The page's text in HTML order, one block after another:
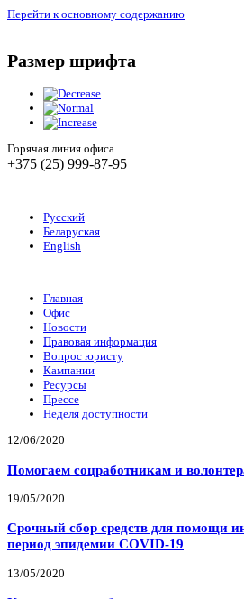
Перейти к основному содержанию
Размер шрифта
Горячая линия офиса
+375 (25) 999-87-95
Русский
Беларуская
English
Главная
Офис
Новости
Правовая информация
Вопрос юристу
Кампании
Ресурсы
Прессе
Неделя доступности
12/06/2020
Помогаем соцработникам и
19/05/2020
Срочный сбор средств для помощи
период эпидемии COVID-19
13/05/2020